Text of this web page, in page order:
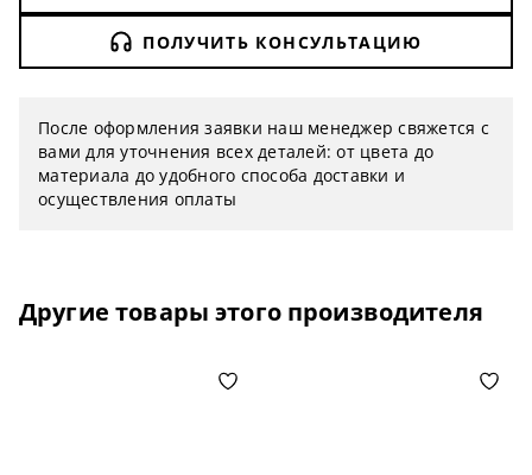
ПОЛУЧИТЬ КОНСУЛЬТАЦИЮ
После оформления заявки наш менеджер свяжется с
вами для уточнения всех деталей: от цвета до
материала до удобного способа доставки и
осуществления оплаты
Другие товары этого производителя